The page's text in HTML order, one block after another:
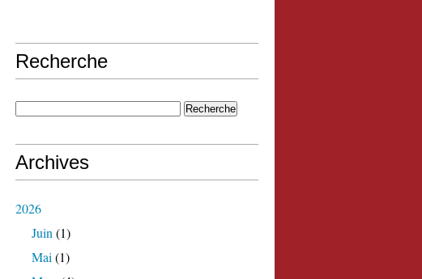
Recherche
Archives
2026
Juin (1)
Mai (1)